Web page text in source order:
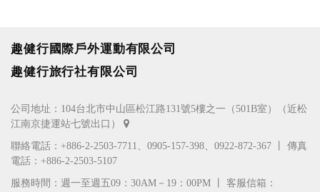
趣健行國際戶外運動有限公司
趣健行旅行社有限公司
公司地址：104台北市中山區松江路131號5樓之一（501B室）（近松
江南京捷運站七號出口）
聯絡電話：+886-2-2503-7711、0905-157-398、0922-872-367 丨 傳真
電話：+886-2-2503-5107
服務時間：週一至週五09：30AM－19：00PM 丨 客服信箱：